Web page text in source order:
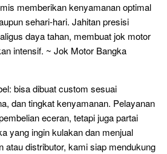
memberikan kenyamanan optimal
sehari-hari. Jahitan presisi
daya tahan, membuat jok motor
intensif. ~ Jok Motor Bangka
bisa dibuat custom sesuai
dan tingkat kenyamanan. Pelayanan
eceran, tetapi juga partai
yang ingin kulakan dan menjual
atau distributor, kami siap mendukung